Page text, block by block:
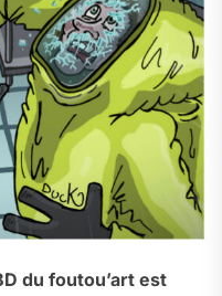
du foutou’art est